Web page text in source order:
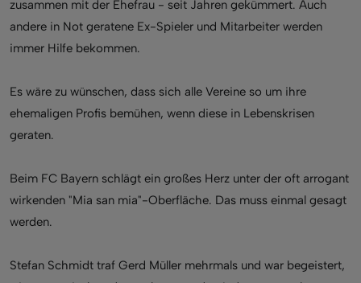
zusammen mit der Ehefrau - seit Jahren gekümmert. Auch
andere in Not geratene Ex-Spieler und Mitarbeiter werden
immer Hilfe bekommen.
Es wäre zu wünschen, dass sich alle Vereine so um ihre
ehemaligen Profis bemühen, wenn diese in Lebenskrisen
geraten.
Beim FC Bayern schlägt ein großes Herz unter der oft arrogant
wirkenden "Mia san mia"-Oberfläche. Das muss einmal gesagt
werden.
Stefan Schmidt traf Gerd Müller mehrmals und war begeistert,